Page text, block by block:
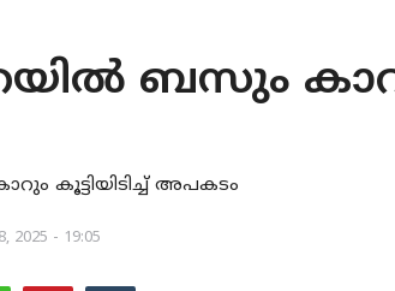
ബസും കാറും
കൂട്ടിയിടിച്ച് അപകടം
2025 - 19:05